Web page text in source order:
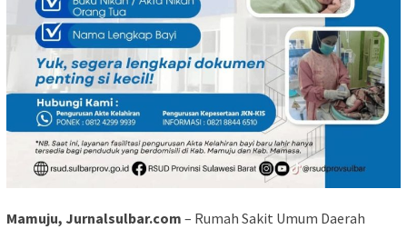
Mamuju, Jurnalsulbar.com – Rumah Sakit Umum Daerah